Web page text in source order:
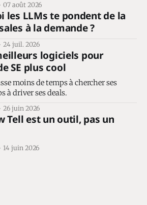
07 août 2026
les LLMs te pondent de la
à la demande ?
24 juil. 2026
logiciels pour
SE plus cool
moins de temps à chercher ses
à driver ses deals.
26 juin 2026
Tell est un outil, pas un
14 juin 2026